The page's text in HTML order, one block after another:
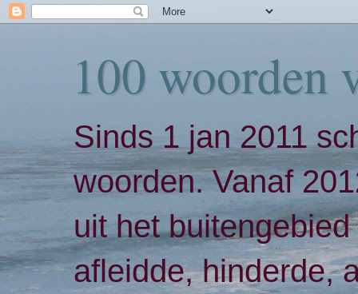
100 woorden
Sinds 1 jan 2011
woorden. Vanaf
uit het
afleidde, hinderde,